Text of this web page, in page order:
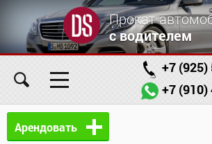
Прокат
с водителем
+7 (925)
+7
Главная Автомобили
Арендовать